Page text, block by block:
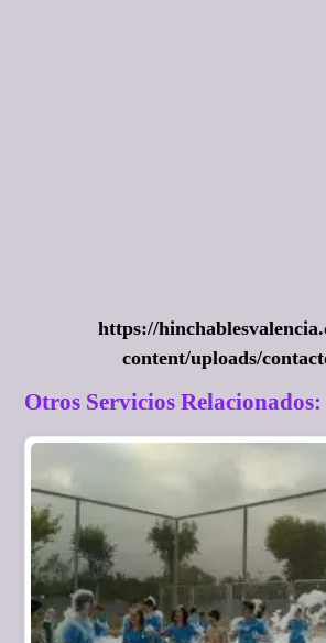
https://
content/uploads/
Otros Servicios Relacionados: